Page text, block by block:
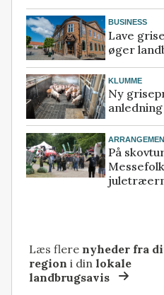
BUSINESS
Lave
øger
KLUMME
Ny
På
Læs flere nyheder fra
region i dinlokale
landbrugsavis